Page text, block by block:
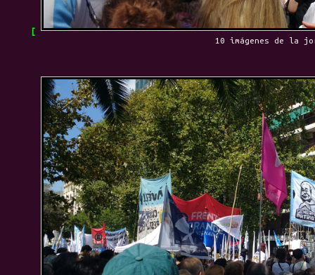
10 imágenes de la